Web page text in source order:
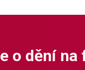
o dění